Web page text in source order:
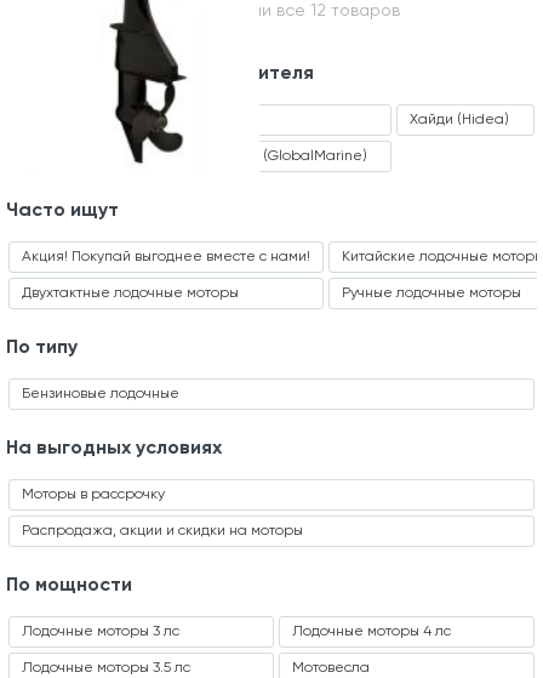
Вы посмотрели все 12 товаров
Модельный ряд производителя
ALFFA (Альфа) Sea Pro
ГлобалМарин (GlobalMarine)
Хайди (Hidea)
Часто ищут
Акция! Покупай выгоднее вместе с нами!
Двухтактные лодочные моторы
Китайские лодочные моторы
Ручные лодочные моторы
По типу
Бензиновые лодочные
На выгодных условиях
Моторы в рассрочку
Распродажа, акции и скидки на моторы
По мощности
Лодочные моторы 3 лс
Лодочные моторы 3.5 лс
Лодочные моторы 4 лс
Мотовесла